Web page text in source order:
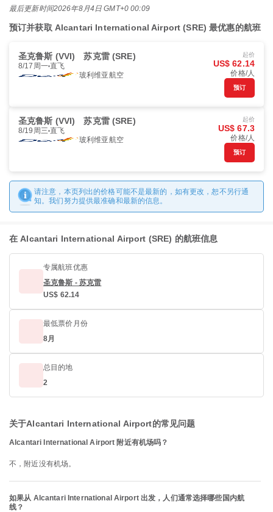
最后更新时间2026年8月4日 GMT+0 00:09
预订并获取 Alcantari International Airport (SRE) 最优惠的航班
圣克鲁斯 (VVI) 苏克雷 (SRE)
8/17周一 直飞
玻利维亚航空
起价
US$ 62.14
价格/人
预订
圣克鲁斯 (VVI) 苏克雷 (SRE)
8/19周三 直飞
玻利维亚航空
起价
US$ 67.3
价格/人
预订
请注意，本页列出的价格可能不是最新的，如有更改，恕不另行通
知。我们努力提供最准确和最新的信息。
在 Alcantari International Airport (SRE) 的航班信息
专属航班优惠
圣克鲁斯 - 苏克雷
US$ 62.14
最低票价月份
8月
总目的地
2
关于Alcantari International Airport的常见问题
Alcantari International Airport 附近有机场吗？
不，附近没有机场。
如果从 Alcantari International Airport 出发，人们通常选择哪些国内航
线？